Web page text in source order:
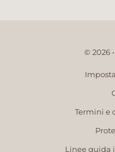
© 2026
Termini e
Linee guida